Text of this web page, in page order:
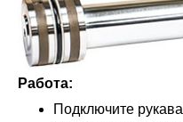
Работа:
Подключите